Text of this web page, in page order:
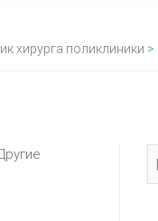
хирурга поликлиники >